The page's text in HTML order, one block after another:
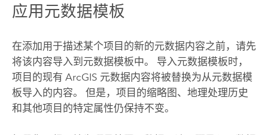
应用元数据模板
在添加用于描述某个项目的新的元数据内容之前，请先
将该内容导入到元数据模板中。 导入元数据模板时，
项目的现有 ArcGIS 元数据内容将被替换为从元数据模
板导入的内容。 但是，项目的缩略图、地理处理历史
和其他项目的特定属性仍保持不变。